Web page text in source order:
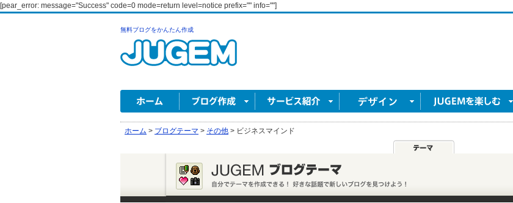
[pear_error: message="Success" code=0 mode=return level=notice prefix="" info=""]
無料ブログをかんたん作成
ホーム > ブログテーマ > その他 > ビジネスマインド